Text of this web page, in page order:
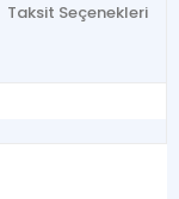
Taksit Seçenekleri